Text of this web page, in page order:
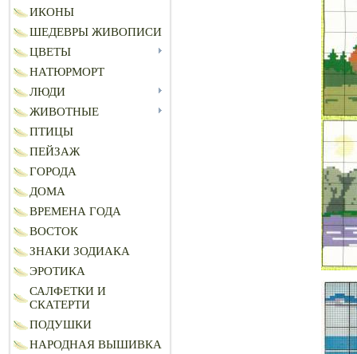
ИКОНЫ
ШЕДЕВРЫ ЖИВОПИСИ
ЦВЕТЫ
НАТЮРМОРТ
ЛЮДИ
ЖИВОТНЫЕ
ПТИЦЫ
ПЕЙЗАЖ
ГОРОДА
ДОМА
ВРЕМЕНА ГОДА
ВОСТОК
ЗНАКИ ЗОДИАКА
ЭРОТИКА
САЛФЕТКИ И
СКАТЕРТИ
ПОДУШКИ
НАРОДНАЯ ВЫШИВКА